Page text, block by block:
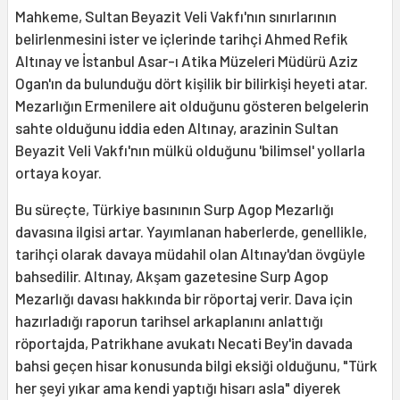
Mahkeme, Sultan Beyazit Veli Vakfı'nın sınırlarının
belirlenmesini ister ve içlerinde tarihçi Ahmed Refik
Altınay ve İstanbul Asar-ı Atika Müzeleri Müdürü Aziz
Ogan'ın da bulunduğu dört kişilik bir bilirkişi heyeti atar.
Mezarlığın Ermenilere ait olduğunu gösteren belgelerin
sahte olduğunu iddia eden Altınay, arazinin Sultan
Beyazit Veli Vakfı'nın mülkü olduğunu 'bilimsel' yollarla
ortaya koyar.
Bu süreçte, Türkiye basınının Surp Agop Mezarlığı
davasına ilgisi artar. Yayımlanan haberlerde, genellikle,
tarihçi olarak davaya müdahil olan Altınay'dan övgüyle
bahsedilir. Altınay, Akşam gazetesine Surp Agop
Mezarlığı davası hakkında bir röportaj verir. Dava için
hazırladığı raporun tarihsel arkaplanını anlattığı
röportajda, Patrikhane avukatı Necati Bey'in davada
bahsi geçen hisar konusunda bilgi eksiği olduğunu, "Türk
her şeyi yıkar ama kendi yaptığı hisarı asla" diyerek